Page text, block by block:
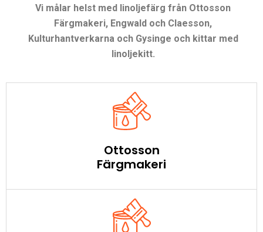
Vi målar helst med linoljefärg från Ottosson
Färgmakeri, Engwald och Claesson,
Kulturhantverkarna och Gysinge och kittar med
linoljekitt.
Ottosson
Färgmakeri